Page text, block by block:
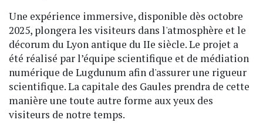
Une expérience immersive, disponible dès octobre
2025, plongera les visiteurs dans l'atmosphère et le
décorum du Lyon antique du IIe siècle. Le projet a
été réalisé par l’équipe scientifique et de médiation
numérique de Lugdunum afin d'assurer une rigueur
scientifique. La capitale des Gaules prendra de cette
manière une toute autre forme aux yeux des
visiteurs de notre temps.